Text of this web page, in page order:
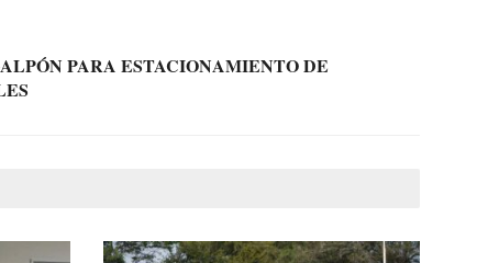
PARA ESTACIONAMIENTO DE